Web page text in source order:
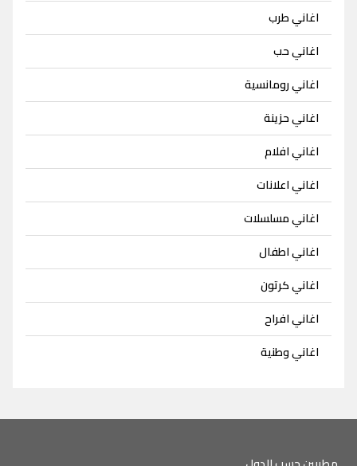
اغاني طرب
اغاني حب
اغاني رومانسية
اغاني حزينة
اغاني افلام
اغاني اعلانات
اغاني مسلسلات
اغاني اطفال
اغاني كرتون
اغاني افراح
اغاني وطنية